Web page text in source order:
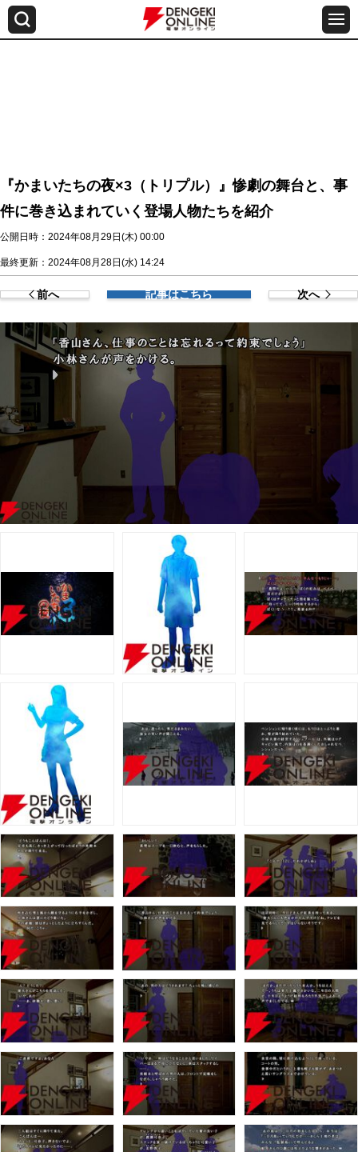
『かまいたちの夜×3（トリプル）』惨劇の舞台と、事
件に巻き込まれていく登場人物たちを紹介
公開日時：2024年08月29日(木) 00:00
最終更新：2024年08月28日(水) 14:24
前へ 記事はこちら 次へ